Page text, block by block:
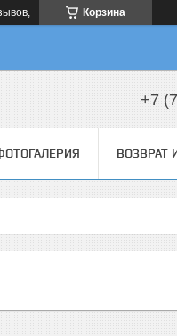
Корзина
+7
ВОЗВРАТ